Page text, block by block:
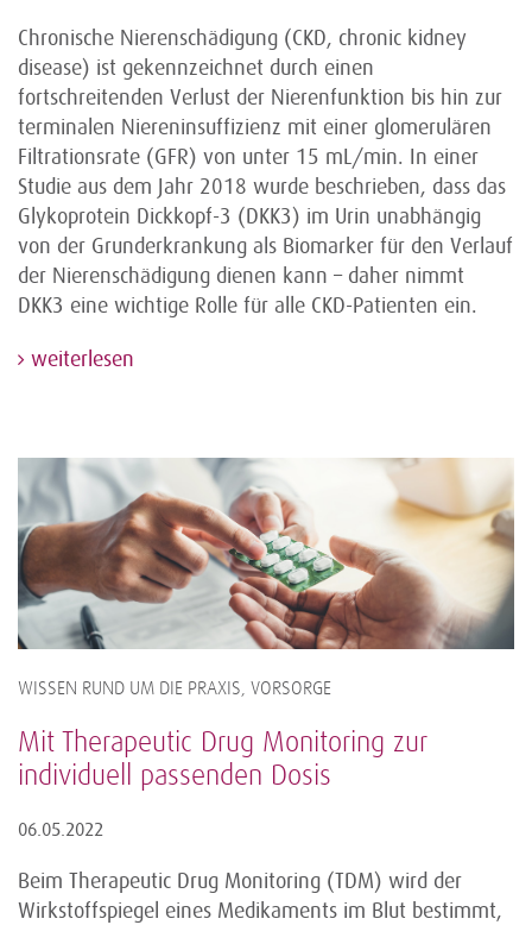
Chronische Nierenschädigung (CKD, chronic kidney
disease) ist gekennzeichnet durch einen
fortschreitenden Verlust der Nierenfunktion bis hin zur
terminalen Niereninsuffizienz mit einer glomerulären
Filtrationsrate (GFR) von unter 15 mL/min. In einer
Studie aus dem Jahr 2018 wurde beschrieben, dass das
Glykoprotein Dickkopf-3 (DKK3) im Urin unabhängig
von der Grunderkrankung als Biomarker für den Verlauf
der Nierenschädigung dienen kann – daher nimmt
DKK3 eine wichtige Rolle für alle CKD-Patienten ein.
weiterlesen
WISSEN RUND UM DIE PRAXIS, VORSORGE
Mit Therapeutic Drug Monitoring zur
individuell passenden Dosis
06.05.2022
Beim Therapeutic Drug Monitoring (TDM) wird der
Wirkstoffspiegel eines Medikaments im Blut bestimmt,